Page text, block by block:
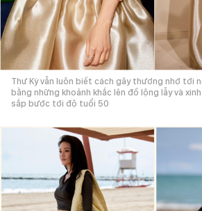
Thư Kỳ vẫn luôn biết cách gây thương nhớ tới
bằng những khoảnh khắc lên đồ lộng lẫy và
sắp bước tới độ tuổi 50